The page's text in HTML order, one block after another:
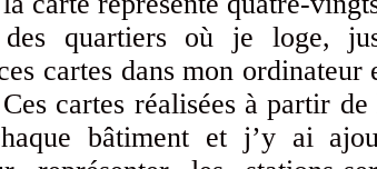
quartiers où je loge,
cartes dans mon
cartes réalisées à partir
bâtiment et j’y ai